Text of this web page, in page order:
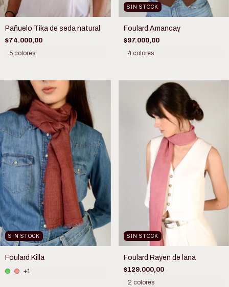
Pañuelo Tika de seda natural
$74.000,00
5 colores
SIN STOCK
Foulard Amancay
$97.000,00
4 colores
SIN STOCK
Foulard Killa
+1
SIN STOCK
Foulard Rayen de lana
$129.000,00
2 colores